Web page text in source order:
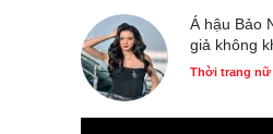
Á hậu Bảo
giả không
Thời trang nữ